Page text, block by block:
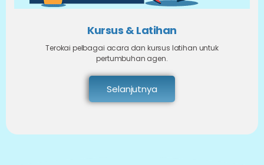
Kursus & Latihan
Terokai pelbagai acara dan kursus latihan untuk
pertumbuhan agen.
Selanjutnya